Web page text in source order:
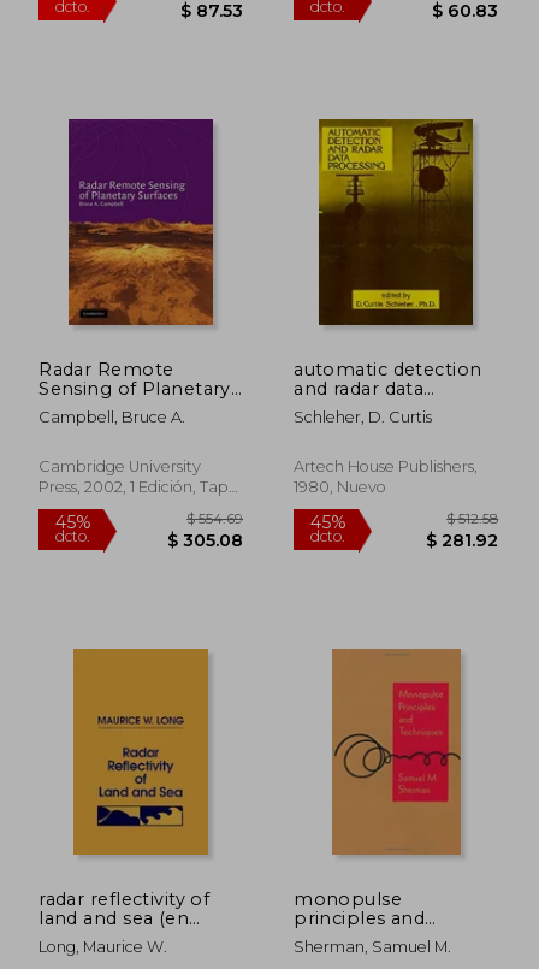
40%
Radar Remote
Sensing of Planetary
Surfaces Hardback
(Topics in Remote
Campbell, Bruce A.
Cambridge University
Press, 2002, 1 Edición, Tapa
Dura, Nuevo
automatic detection
and radar data
processing (en
Inglés)
Schleher, D. Curtis
Artech House Publishers,
1980, Nuevo
radar reflectivity of
land and sea (en
Inglés)
Long, Maurice W.
monopulse
principles and
techniques (en
Inglés)
Sherman, Samuel M.